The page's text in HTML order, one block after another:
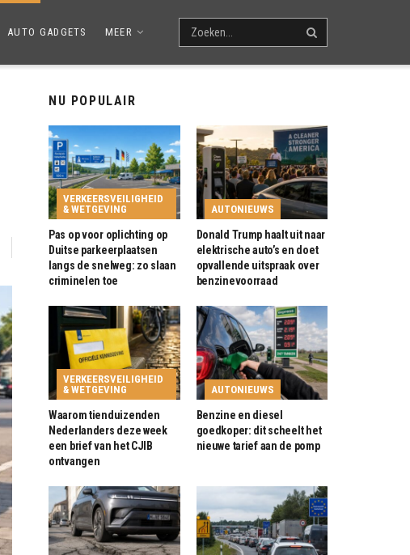
AUTO GADGETS MEER
NU POPULAIR
VERKEERSVEILIGHEID
& WETGEVING
Pas op voor oplichting op
Duitse parkeerplaatsen
langs de snelweg: zo slaan
criminelen toe
AUTONIEUWS
Donald Trump haalt uit naar
elektrische auto’s en doet
opvallende uitspraak over
benzinevoorraad
VERKEERSVEILIGHEID
& WETGEVING
Waarom tienduizenden
Nederlanders deze week
een brief van het CJIB
ontvangen
AUTONIEUWS
Benzine en diesel
goedkoper: dit scheelt het
nieuwe tarief aan de pomp